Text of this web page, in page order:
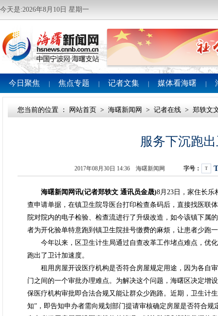
今天是:2026年8月10日 星期一
今日聚焦 焦点专题 记者文集 媒体看海曙
您当前的位置 ： 网站首页 > 海曙新闻网 > 记者在线 > 郑轶文
服务下沉跑
2017年08月30日 14:36 海曙新闻网 字号： T
海曙新闻网讯(记者郑轶文 通讯员金晟)8月23日，家住长乐
查申请单据，在镇卫生院导医台打印检查条码后，直接找医联
院对院内的电子检验、检查流进行了升级改造，如今该镇下属
者为开化验单特意跑到镇卫生院挂号缴费的麻烦，让患者少跑
今年以来，区卫生计生局通过自查改革工作堵点难点，优
跑出了卫计加速度。
租用房屋开设医疗机构是否符合房屋规定用途，因为各自
门之间的一个审批办理难点。为解决这个问题，海曙区决定增
保医疗机构审批即合法合规又能让群众少跑路。近期，卫生计
知”，即告知申办者需向规划部门提请审核确定房屋是否符合